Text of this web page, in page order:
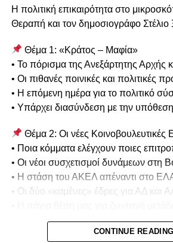
Η πολιτική επικαιρότητα στο
Θεραπή και τον δημοσιογράφο Στέλιο
Θέμα 1: «Κράτος – Μαφία»
• Το πόρισμα της Ανεξάρτητης Αρχής
• Οι πιθανές ποινικές και πολιτικές
• Η επόμενη ημέρα για το πολιτικό
• Υπάρχει διασύνδεση με την
Θέμα 2: Οι νέες Κοινοβουλευτικές
• Ποια κόμματα ελέγχουν ποιες
• Οι νέοι συσχετισμοί δυνάμεων στη
• Η στάση του ΑΚΕΛ απέναντι στο
• Οι δύο «καμένες» έδρες για ΑΔ και
καμερών στις συνεδριάσεις των
CONTINUE READING